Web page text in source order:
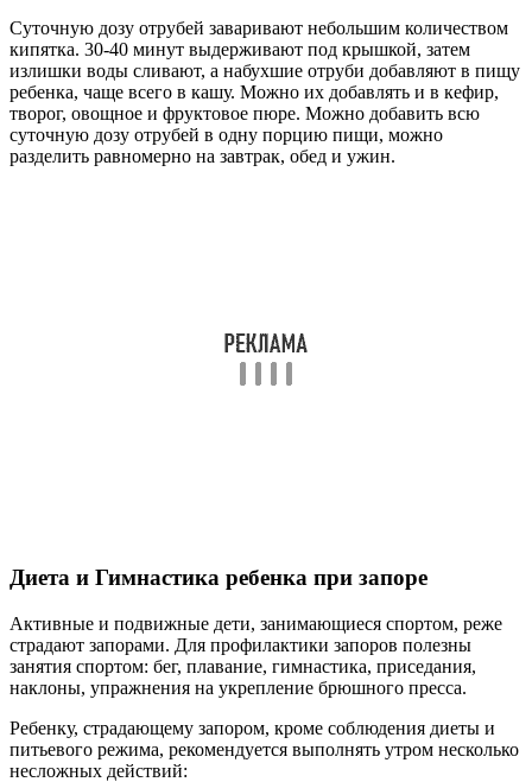
Суточную дозу отрубей заваривают небольшим количеством
кипятка. 30-40 минут выдерживают под крышкой, затем
излишки воды сливают, а набухшие отруби добавляют в пищу
ребенка, чаще всего в кашу. Можно их добавлять и в кефир,
творог, овощное и фруктовое пюре. Можно добавить всю
суточную дозу отрубей в одну порцию пищи, можно
разделить равномерно на завтрак, обед и ужин.
Диета и Гимнастика ребенка при запоре
Активные и подвижные дети, занимающиеся спортом, реже
страдают запорами. Для профилактики запоров полезны
занятия спортом: бег, плавание, гимнастика, приседания,
наклоны, упражнения на укрепление брюшного пресса.
Ребенку, страдающему запором, кроме соблюдения диеты и
питьевого режима, рекомендуется выполнять утром несколько
несложных действий: